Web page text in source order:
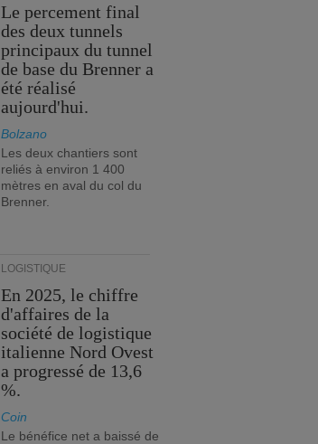
Le percement final
des deux tunnels
principaux du tunnel
de base du Brenner a
été réalisé
aujourd'hui.
Bolzano
Les deux chantiers sont
reliés à environ 1 400
mètres en aval du col du
Brenner.
LOGISTIQUE
En 2025, le chiffre
d'affaires de la
société de logistique
italienne Nord Ovest
a progressé de 13,6
%.
Coin
Le bénéfice net a baissé de